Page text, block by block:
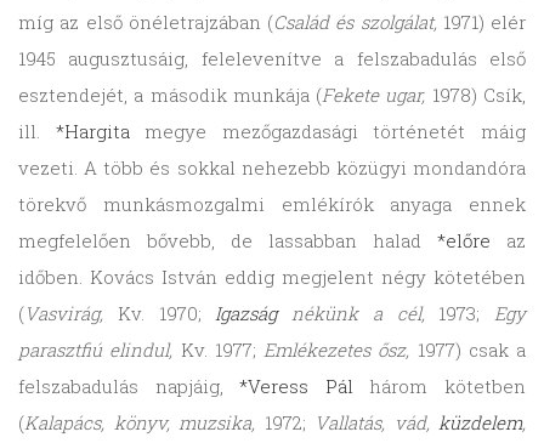
míg az első önéletrajzában (Család és szolgálat, 1971) elér
1945 augusztusáig, felelevenítve a felszabadulás első
esztendejét, a második munkája (Fekete ugar, 1978) Csík,
ill. *Hargitamegye mezőgazdasági történetét máig
vezeti. A több és sokkal nehezebb közügyi mondandóra
törekvő munkásmozgalmi emlékírók anyaga ennek
megfelelően bővebb, de lassabban halad *előre az
időben. Kovács István eddig megjelent négy kötetében
(Vasvirág, Kv. 1970;Igazságnékünk a cél, 1973; Egy
parasztfiú elindul, Kv. 1977; Emlékezetes ősz, 1977) csak a
felszabadulás napjáig,*Veress Pál három kötetben
(Kalapács, könyv, muzsika, 1972; Vallatás, vád, küzdelem,